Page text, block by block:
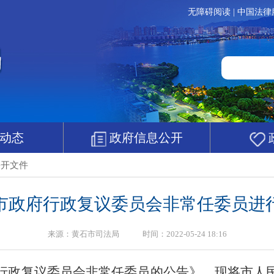
无障碍阅读 中国法律
态 政府信息公开
文件
政府行政复议委员会非常任委员进
来源：黄石市司法局 时间：2022-05-24 18:16